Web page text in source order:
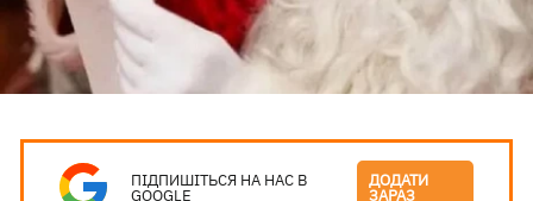
ПІДПИШІТЬСЯ НА НАС В
GOOGLE
ДОДАТИ
ЗАРАЗ